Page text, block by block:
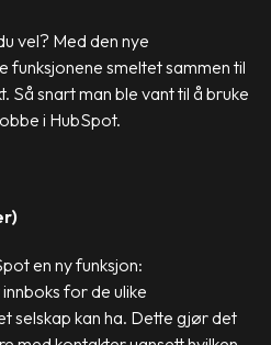
vel? Med den nye
funksjonene smeltet sammen til
snart man ble vant til å bruke
i HubSpot.
en ny funksjon:
for de ulike
selskap kan ha. Dette gjør det